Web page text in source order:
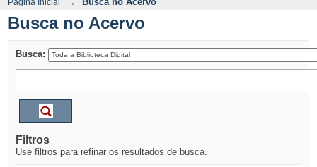
Busca no Acervo
Busca:
Filtros
Use filtros para refinar os resultados de busca.